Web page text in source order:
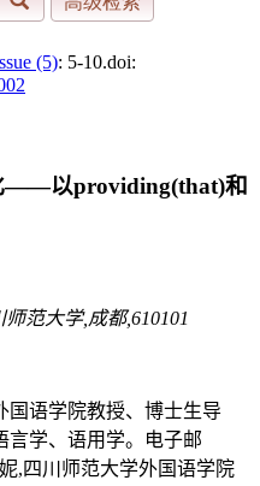
(5): 5-10.doi:
——以providing(that)和
范大学,成都,610101
国语学院教授、博士生导
言学、语用学。电子邮
,四川师范大学外国语学院